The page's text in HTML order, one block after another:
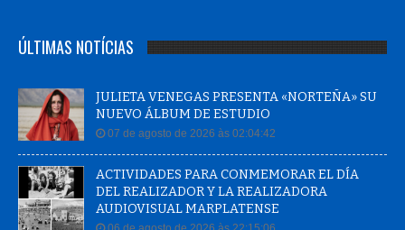
ÚLTIMAS NOTÍCIAS
JULIETA VENEGAS PRESENTA «NORTEÑA» SU
NUEVO ÁLBUM DE ESTUDIO
07 de agosto de 2026 às 02:04:42
ACTIVIDADES PARA CONMEMORAR EL DÍA
DEL REALIZADOR Y LA REALIZADORA
AUDIOVISUAL MARPLATENSE